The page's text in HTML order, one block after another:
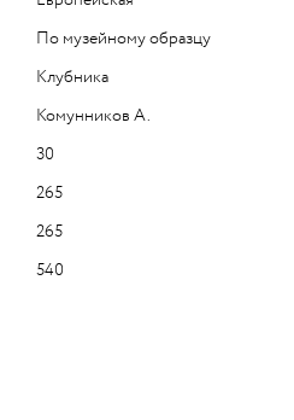
По музейному образцу
Клубника
Комунников А.
30
265
265
540